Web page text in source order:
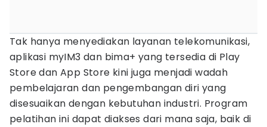
Tak hanya menyediakan layanan telekomunikasi,
aplikasi myIM3 dan bima+ yang tersedia di Play
Store dan App Store kini juga menjadi wadah
pembelajaran dan pengembangan diri yang
disesuaikan dengan kebutuhan industri. Program
pelatihan ini dapat diakses dari mana saja, baik di